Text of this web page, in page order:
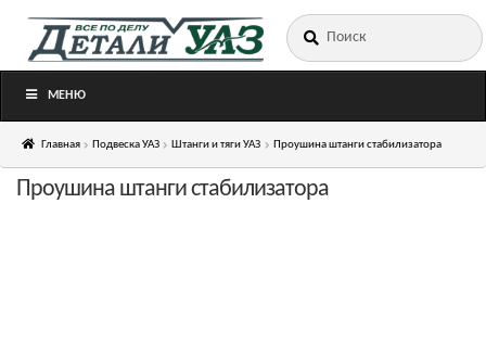
Перейти
Перейти
Искать:
МЕНЮ
Главная Подвеска УАЗ Штанги и тяги УАЗ Проушина штанги стабилизатора
Проушина штанги стабилизатора